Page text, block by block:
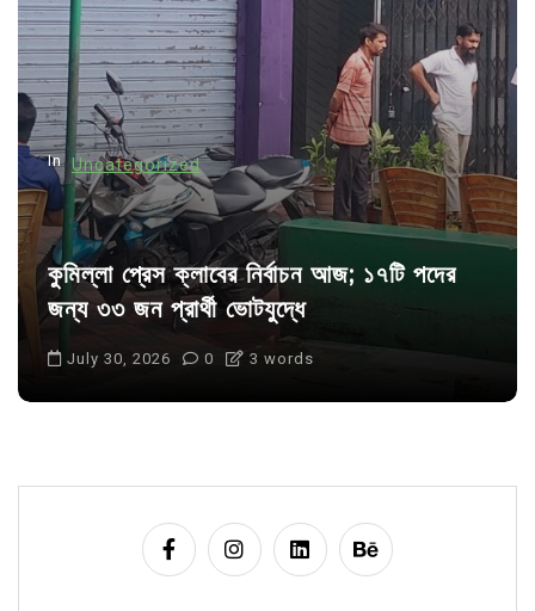
t
i
o
n
In Uncategorized
কুমিল্লা প্রেস ক্লাবের নির্বাচন আজ; ১৭টি পদের
জন্য ৩৩ জন প্রার্থী ভোটযুদ্ধে
July 30, 2026 0 3 words